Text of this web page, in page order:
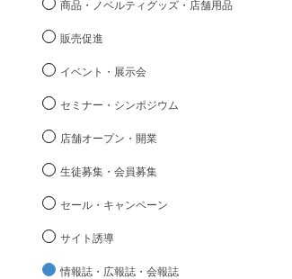
商品・ノベルティグッズ・店舗用品
販売促進
イベント・展示会
セミナー・シンポジウム
店舗オープン・開業
生徒募集・会員募集
セール・キャンペーン
サイト誘導
情報誌・広報誌・会報誌